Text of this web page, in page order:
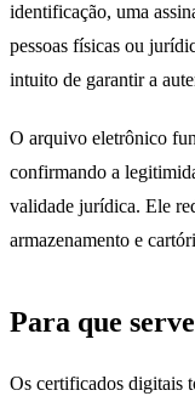
identificação, uma
pessoas físicas ou
intuito de garantir a
O arquivo eletrônico
confirmando a
validade jurídica. Ele
armazenamento e
Para que
Os certificados digitais